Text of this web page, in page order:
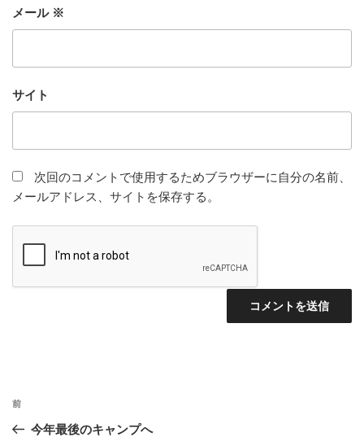
メール ※
サイト
次回のコメントで使用するためブラウザーに自分の名前、
メールアドレス、サイトを保存する。
投
前
の
前
今年最後のキャンプへ